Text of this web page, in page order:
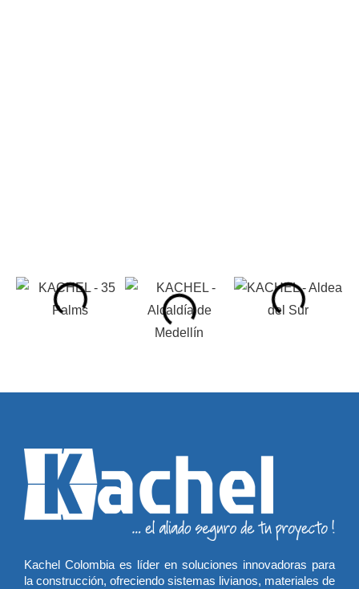
Kachel Colombia es líder en soluciones innovadoras para
la construcción, ofreciendo sistemas livianos, materiales de